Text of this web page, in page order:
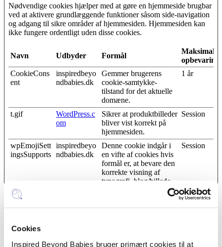
Cookies
Inspired Beyond Babies bruger primært cookies til at
Nødvendige cookies hjælper med at gøre en hjemmeside brugbar
ved at aktivere grundlæggende funktioner såsom side-navigation
og adgang til sikre områder af hjemmesiden. Hjemmesiden kan
ikke fungere ordentligt uden disse cookies.
Navn Udbyder Formål
Maksimal
CookieCons
ent
inspiredbeyo
ndbabies.dk
Gemmer brugerens
cookie-samtykke-
tilstand for det aktuelle
domæne.
1 år
t.gif
WordPress.c
om
Sikrer at produktbilleder
bliver vist korrekt på
hjemmesiden.
Session
wpEmojiSett
ingsSupports
inspiredbeyo
ndbabies.dk
Denne cookie indgår i
en vifte af cookies hvis
formål er, at bevare den
korrekte visning af
typografi, blog/billede-
slidere, farvetemaer og
hjemmesiden.
Session